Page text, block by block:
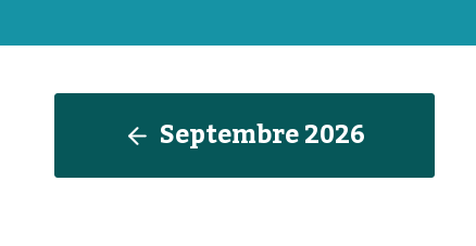
Septembre 2026